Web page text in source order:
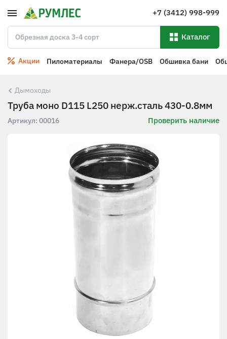
+7 (3412) 998-999
Каталог
Акции Пиломатериалы Фанера/OSB Обшивка бани
Дымоходы
Труба моно D115 L250 нерж.сталь 430-0.8мм
Артикул: 00016 Проверить наличие